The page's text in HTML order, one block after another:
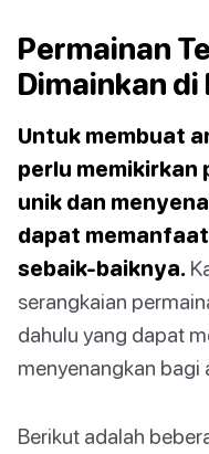
Permainan
Dimainkan di
Untuk membuat
perlu memikirkan
unik dan
dapat
sebaik-baiknya.
serangkaian
dahulu yang dapat
menyenangkan bagi
Berikut adalah